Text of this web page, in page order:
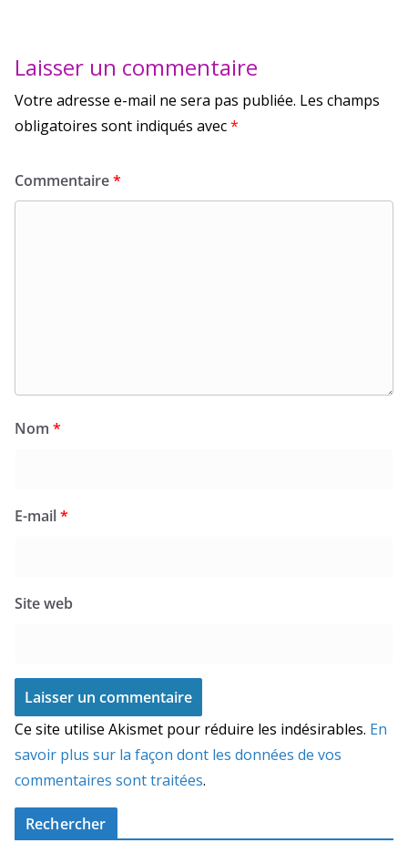
Laisser un commentaire
Votre adresse e-mail ne sera pas publiée. Les champs
obligatoires sont indiqués avec*
Commentaire*
Nom *
E-mail*
Site web
Ce site utilise Akismet pour réduire les indésirables. En
savoir plus sur la façon dont les données de vos
commentaires sont traitées.
Rechercher